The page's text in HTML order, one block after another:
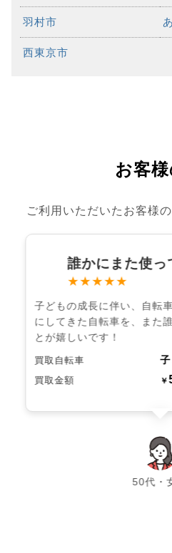
羽村市
西東京市
お客
ご利用いただいたお客様
誰かにまた使っ
★★★★★
子どもの成長に伴い、自転
にしてきた自転車を、また
とが嬉しいです！
買取自転車
買取金額 ￥
50代・
chevron_left